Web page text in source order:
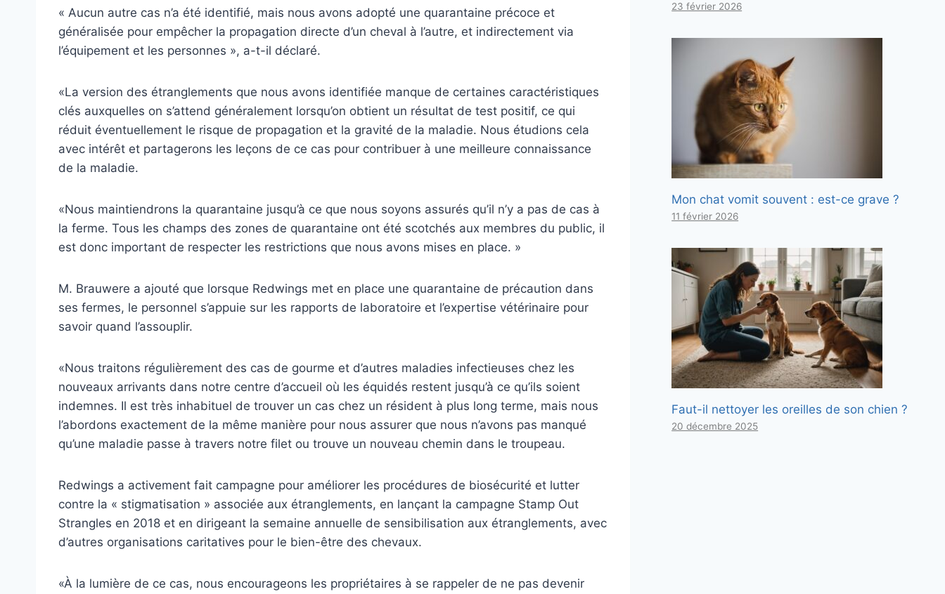
« Aucun autre cas n’a été identifié, mais nous avons adopté une quarantaine précoce et
généralisée pour empêcher la propagation directe d’un cheval à l’autre, et indirectement via
l’équipement et les personnes », a-t-il déclaré.
«La version des étranglements que nous avons identifiée manque de certaines caractéristiques
clés auxquelles on s’attend généralement lorsqu’on obtient un résultat de test positif, ce qui
réduit éventuellement le risque de propagation et la gravité de la maladie. Nous étudions cela
avec intérêt et partagerons les leçons de ce cas pour contribuer à une meilleure connaissance
de la maladie.
«Nous maintiendrons la quarantaine jusqu’à ce que nous soyons assurés qu’il n’y a pas de cas à
la ferme. Tous les champs des zones de quarantaine ont été scotchés aux membres du public, il
est donc important de respecter les restrictions que nous avons mises en place. »
M. Brauwere a ajouté que lorsque Redwings met en place une quarantaine de précaution dans
ses fermes, le personnel s’appuie sur les rapports de laboratoire et l’expertise vétérinaire pour
savoir quand l’assouplir.
«Nous traitons régulièrement des cas de gourme et d’autres maladies infectieuses chez les
nouveaux arrivants dans notre centre d’accueil où les équidés restent jusqu’à ce qu’ils soient
indemnes. Il est très inhabituel de trouver un cas chez un résident à plus long terme, mais nous
l’abordons exactement de la même manière pour nous assurer que nous n’avons pas manqué
qu’une maladie passe à travers notre filet ou trouve un nouveau chemin dans le troupeau.
Redwings a activement fait campagne pour améliorer les procédures de biosécurité et lutter
contre la « stigmatisation » associée aux étranglements, en lançant la campagne Stamp Out
Strangles en 2018 et en dirigeant la semaine annuelle de sensibilisation aux étranglements, avec
d’autres organisations caritatives pour le bien-être des chevaux.
«À la lumière de ce cas, nous encourageons les propriétaires à se rappeler de ne pas devenir
23 février 2026
Mon chat vomit souvent : est-ce grave ?
11 février 2026
Faut-il nettoyer les oreilles de son chien ?
20 décembre 2025